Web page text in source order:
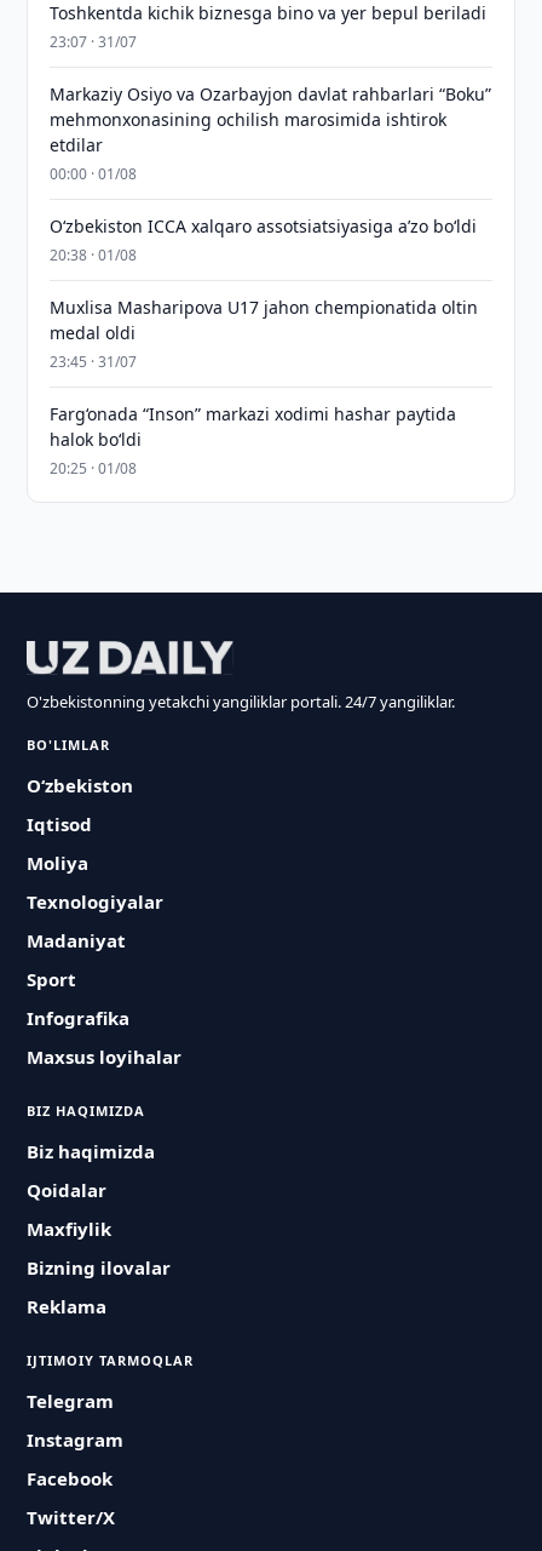
Toshkentda kichik biznesga bino va yer bepul beriladi
23:07 · 31/07
Markaziy Osiyo va Ozarbayjon davlat rahbarlari “Boku”
mehmonxonasining ochilish marosimida ishtirok
etdilar
00:00 · 01/08
O‘zbekiston ICCA xalqaro assotsiatsiyasiga aʼzo bo‘ldi
20:38 · 01/08
Muxlisa Masharipova U17 jahon chempionatida oltin
medal oldi
23:45 · 31/07
Farg‘onada “Inson” markazi xodimi hashar paytida
halok bo‘ldi
20:25 · 01/08
O'zbekistonning yetakchi yangiliklar portali. 24/7 yangiliklar.
BO'LIMLAR
O‘zbekiston
Iqtisod
Moliya
Texnologiyalar
Madaniyat
Sport
Infografika
Maxsus loyihalar
BIZ HAQIMIZDA
Biz haqimizda
Qoidalar
Maxfiylik
Bizning ilovalar
Reklama
IJTIMOIY TARMOQLAR
Telegram
Instagram
Facebook
Twitter/X